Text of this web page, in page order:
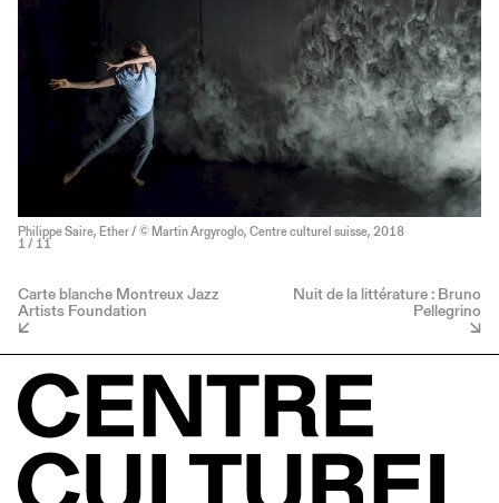
Philippe Saire, Ether / © Martin Argyroglo, Centre culturel suisse, 2018
1 / 11
Carte blanche Montreux Jazz
Artists Foundation
Nuit de la littérature : Bruno
Pellegrino